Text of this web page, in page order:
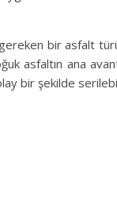
gereken bir asfalt
asfaltın ana
bir şekilde